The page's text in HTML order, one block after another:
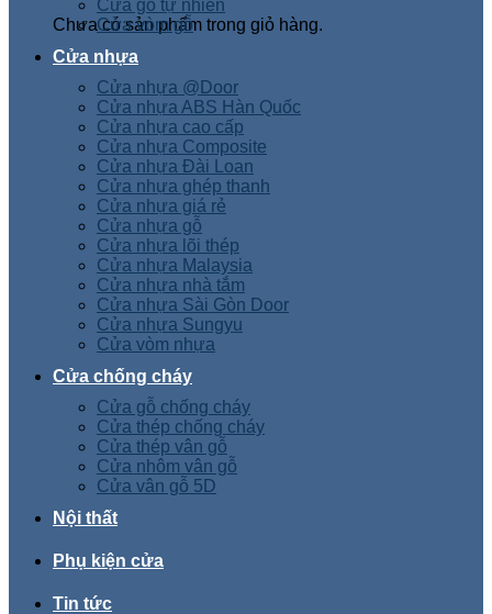
Chưa có sản phẩm trong giỏ hàng.
Cửa gỗ tự nhiên
Cửa vòm gỗ
Cửa nhựa
Cửa nhựa @Door
Cửa nhựa ABS Hàn Quốc
Cửa nhựa cao cấp
Cửa nhựa Composite
Cửa nhựa Đài Loan
Cửa nhựa ghép thanh
Cửa nhựa giá rẻ
Cửa nhựa gỗ
Cửa nhựa lõi thép
Cửa nhựa Malaysia
Cửa nhựa nhà tắm
Cửa nhựa Sài Gòn Door
Cửa nhựa Sungyu
Cửa vòm nhựa
Cửa chống cháy
Cửa gỗ chống cháy
Cửa thép chống cháy
Cửa thép vân gỗ
Cửa nhôm vân gỗ
Cửa vân gỗ 5D
Nội thất
Phụ kiện cửa
Tin tức